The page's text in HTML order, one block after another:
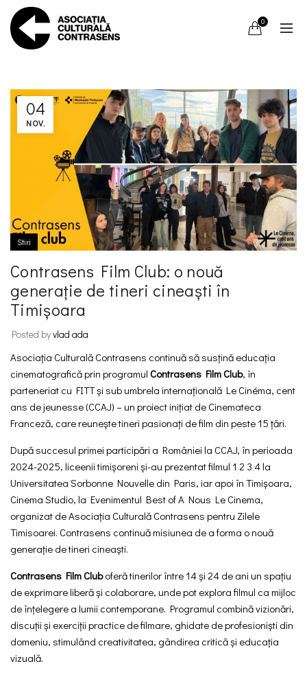
0
04
NOV.
Stiri
Contrasens Film Club: o nouă
generație de tineri cineaști în
Timișoara
Posted byvlad ada
Asociația Culturală Contrasens continuă să susțină educația
cinematografică prin programul Contrasens Film Club, în
parteneriat cu FITT și sub umbrela internațională Le Cinéma, cent
ans de jeunesse (CCAJ) – un proiect inițiat de Cinemateca
Franceză, care reunește tineri pasionați de film din peste 15 țări.
După succesul primei participări a României la CCAJ, în perioada
2024-2025, liceenii timișoreni și-au prezentat filmul 1 2 3 4la
Universitatea Sorbonne Nouvelle din Paris, iar apoi în Timișoara,
Cinema Studio, la Evenimentul Best of A Nous Le Cinema,
organizat de Asociația Culturală Contrasens pentru Zilele
Timisoarei. Contrasens continuă misiunea de a forma o nouă
generație de tineri cineaști.
Contrasens Film Cluboferă tinerilor între 14 și 24 de ani un spațiu
de exprimare liberă și colaborare, unde pot explora filmul ca mijloc
de înțelegere a lumii contemporane. Programul combină vizionări,
discuții și exerciții practice de filmare, ghidate de profesioniști din
domeniu, stimulând creativitatea, gândirea critică și educația
vizuală.